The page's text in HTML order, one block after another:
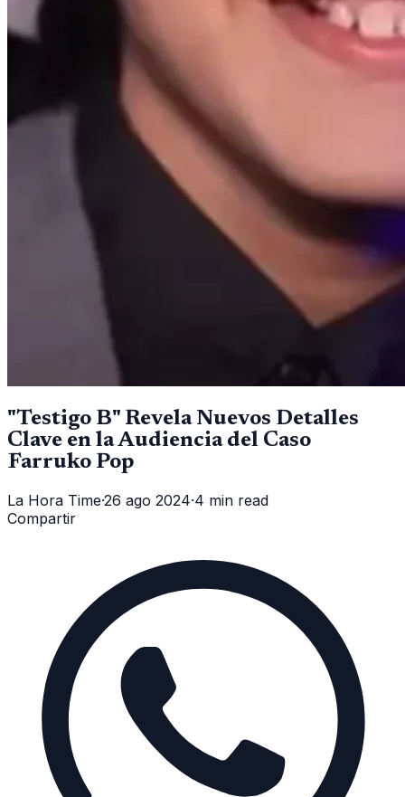
"Testigo B" Revela Nuevos Detalles
Clave en la Audiencia del Caso
Farruko Pop
La Hora Time·26 ago 2024·4 min read
Compartir